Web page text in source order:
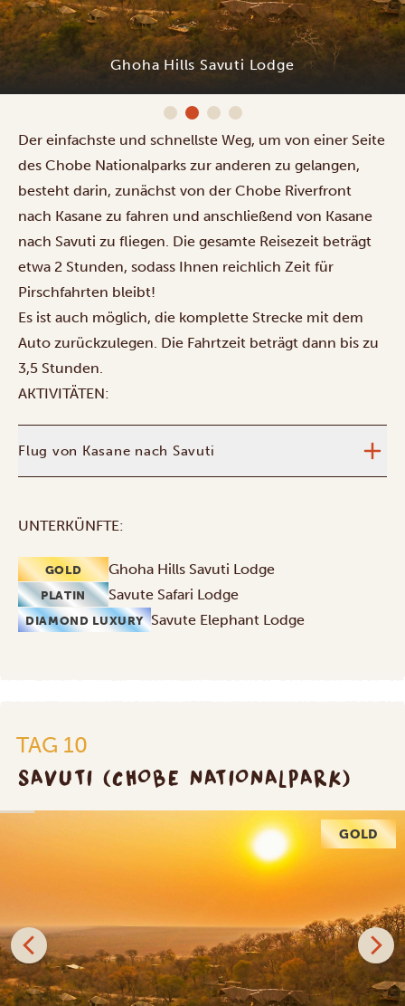
Ghoha Hills Savuti Lodge
Der einfachste und schnellste Weg, um von einer Seite
des Chobe Nationalparks zur anderen zu gelangen,
besteht darin, zunächst von der Chobe Riverfront
nach Kasane zu fahren und anschließend von Kasane
nach Savuti zu fliegen. Die gesamte Reisezeit beträgt
etwa 2 Stunden, sodass Ihnen reichlich Zeit für
Pirschfahrten bleibt!
Es ist auch möglich, die komplette Strecke mit dem
Auto zurückzulegen. Die Fahrtzeit beträgt dann bis zu
3,5 Stunden.
AKTIVITÄTEN:
Flug von Kasane nach Savuti
UNTERKÜNFTE:
GOLD Ghoha Hills Savuti Lodge
PLATIN Savute Safari Lodge
DIAMOND LUXURY Savute Elephant Lodge
TAG 10
SAVUTI (CHOBE NATIONALPARK)
GOLD